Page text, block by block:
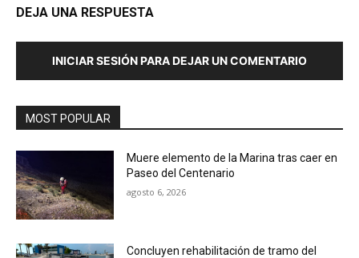
DEJA UNA RESPUESTA
INICIAR SESIÓN PARA DEJAR UN COMENTARIO
MOST POPULAR
Muere elemento de la Marina tras caer en
Paseo del Centenario
agosto 6, 2026
Concluyen rehabilitación de tramo del